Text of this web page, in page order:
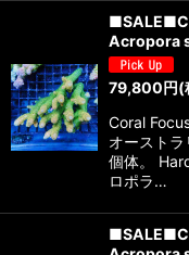
Acropora
79,800円(
Coral
オースト
個体。
ロポラ…